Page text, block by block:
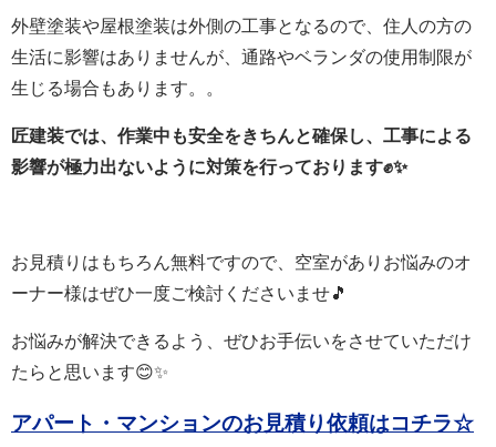
外壁塗装や屋根塗装は外側の工事となるので、住人の方の
生活に影響はありませんが、通路やベランダの使用制限が
生じる場合もあります。。
匠建装では、作業中も安全をきちんと確保し、工事による
影響が極力出ないように対策を行っております✊✨
お見積りはもちろん無料ですので、空室がありお悩みのオ
ーナー様はぜひ一度ご検討くださいませ🎵
お悩みが解決できるよう、ぜひお手伝いをさせていただけ
たらと思います😊✨
アパート・マンションのお見積り依頼はコチラ☆